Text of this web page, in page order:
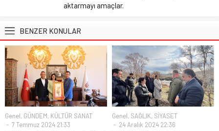
aktarmayı amaçlar.
BENZER KONULAR
Genel, GÜNDEM, KÜLTÜR SANAT
7 Temmuz 2024 21:33
Genel, SAĞLIK, SİYASET
24 Aralık 2024 22:36